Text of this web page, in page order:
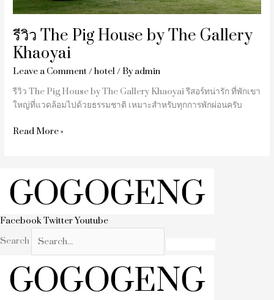
รีวิว The Pig House by The Gallery
Khaoyai
Leave a Comment/hotel/ Byadmin
รีวิว The Pig House by The Gallery Khaoyai รีสอร์ทน่ารัก ที่พักเขา
ใหญ่ที่แวดล้อมไปด้วยธรรมชาติ เหมาะสำหรับทุกการพักผ่อนครับ
Read More »
FacebookTwitterYoutube
Search